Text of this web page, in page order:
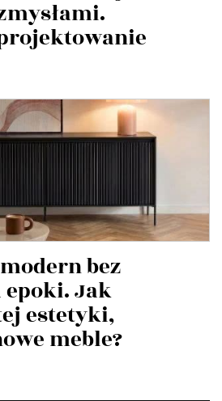
bez
Jak
estetyki,
meble?